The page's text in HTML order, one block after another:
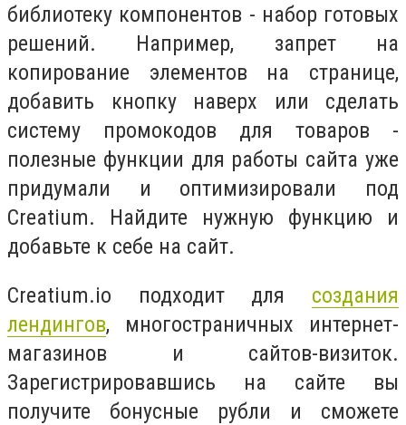
библиотеку компонентов - набор готовых
решений. Например, запрет на
копирование элементов на странице,
добавить кнопку наверх или сделать
систему промокодов для товаров -
полезные функции для работы сайта уже
придумали и оптимизировали под
Creatium. Найдите нужную функцию и
добавьте к себе на сайт.
Creatium.io подходит для создания
лендингов, многостраничных интернет-
магазинов и сайтов-визиток.
Зарегистрировавшись на сайте вы
получите бонусные рубли и сможете